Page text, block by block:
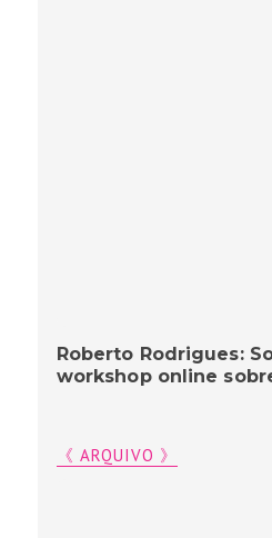
Roberto Rodrigues:
workshop online
《 ARQUIVO 》